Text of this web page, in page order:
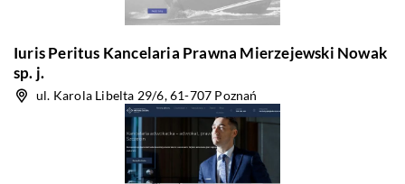
Iuris Peritus Kancelaria Prawna Mierzejewski Nowak
sp. j.
ul. Karola Libelta 29/6, 61-707 Poznań